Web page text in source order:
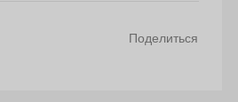
Поделиться